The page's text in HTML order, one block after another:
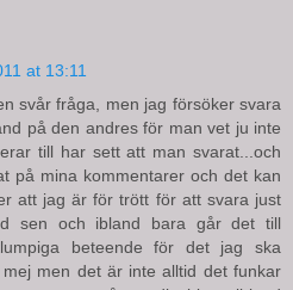
at 13:11
svår fråga, men jag försöker svara
på den andres för man vet ju inte
till har sett att man svarat...och
på mina kommentarer och det kan
att jag är för trött för att svara just
sen och ibland bara går det till
beteende för det jag ska
men det är inte alltid det funkar